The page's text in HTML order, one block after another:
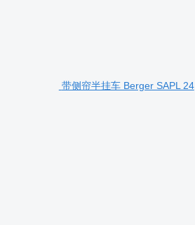
带侧帘半挂车 Berger SAPL 24